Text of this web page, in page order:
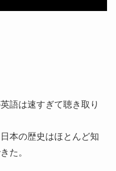
語は速すぎて聴き取り
本の歴史はほとんど知
た。